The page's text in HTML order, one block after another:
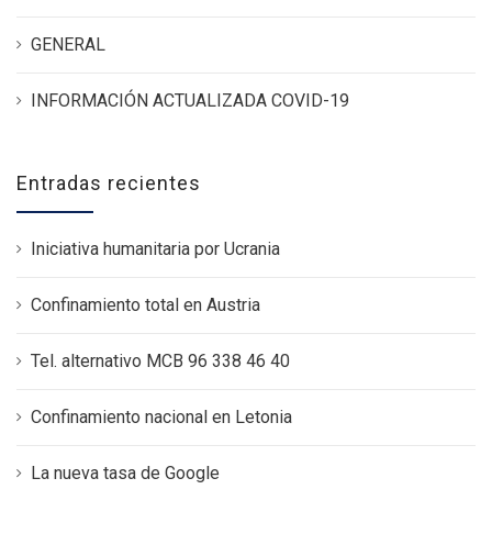
GENERAL
INFORMACIÓN ACTUALIZADA COVID-19
Entradas recientes
Iniciativa humanitaria por Ucrania
Confinamiento total en Austria
Tel. alternativo MCB 96 338 46 40
Confinamiento nacional en Letonia
La nueva tasa de Google